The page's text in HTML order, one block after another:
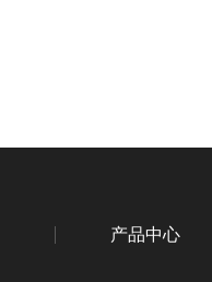
产品中心